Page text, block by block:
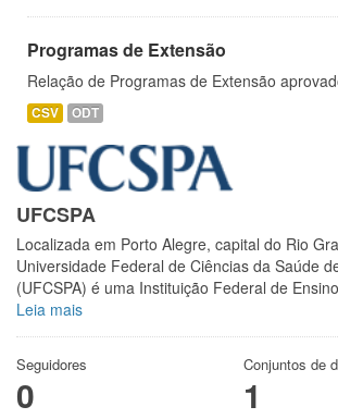
Programas de Extensão
Relação de Programas de Extensão
CSV ODT
UFCSPA
Localizada em Porto Alegre, capital do Rio
Universidade Federal de Ciências da Saúde
(UFCSPA) é uma Instituição Federal de
Leia mais
Seguidores
0
Conjuntos de
1